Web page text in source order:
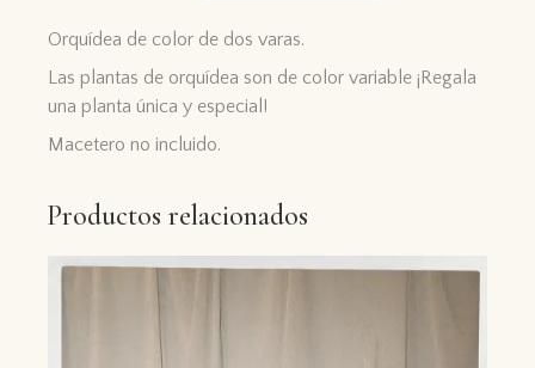
Orquídea de color de dos varas.
Las plantas de orquídea son de color variable ¡Regala
una planta única y especial!
Macetero no incluido.
Productos relacionados